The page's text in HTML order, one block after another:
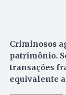
Criminosos
patrimônio.
transações
equivalente